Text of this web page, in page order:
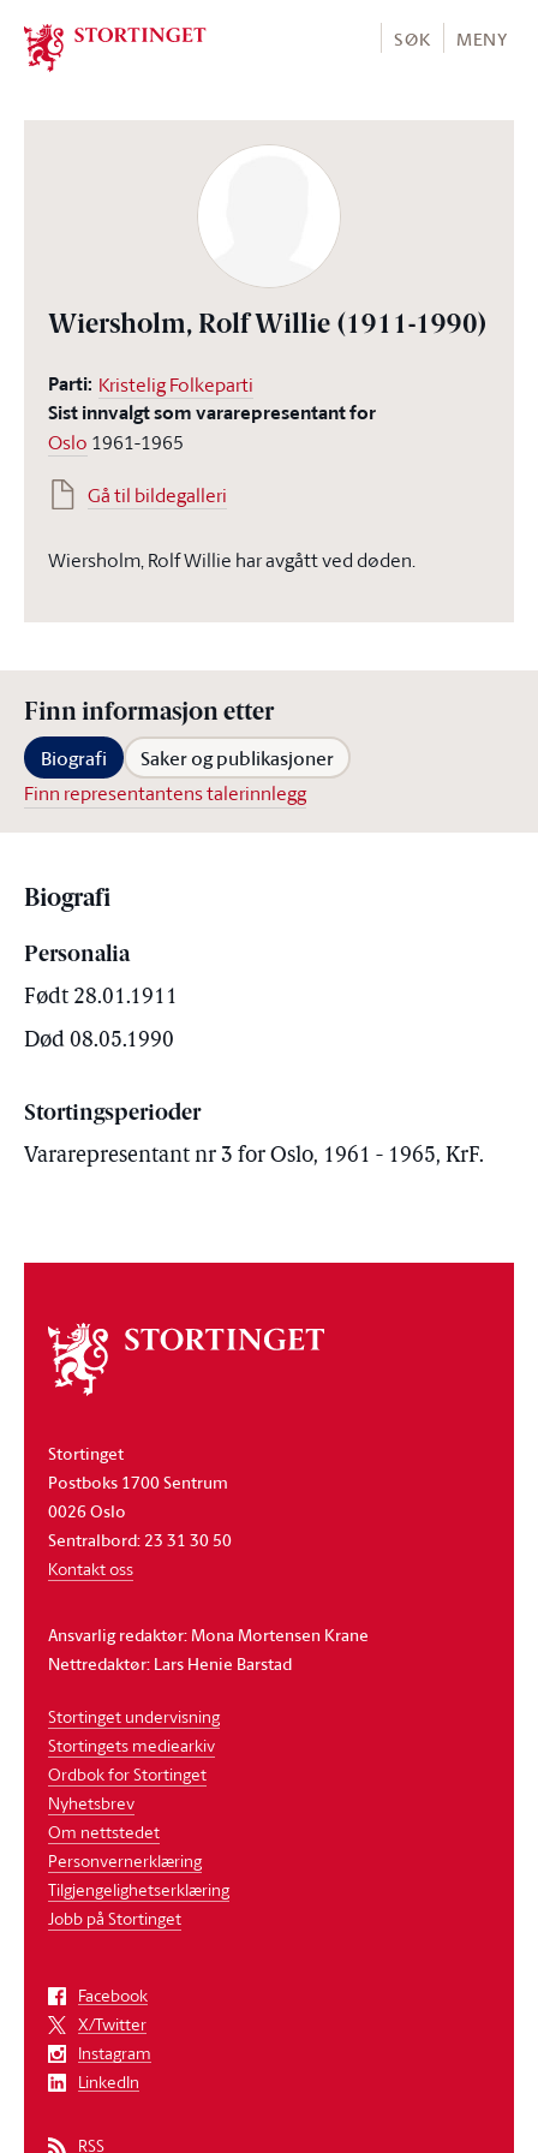
Stortinget.no
SØK MENY
Wiersholm, Rolf Willie (1911-1990)
Parti: Kristelig Folkeparti
Sist innvalgt som vararepresentant for
Oslo 1961-1965
Gå til bildegalleri
Wiersholm, Rolf Willie har avgått ved døden.
Finn informasjon etter
Biografi Saker og publikasjoner
Finn representantens talerinnlegg
Biografi
Personalia
Født 28.01.1911
Død 08.05.1990
Stortingsperioder
Vararepresentant nr 3 for Oslo, 1961 - 1965, KrF.
Om
stortinget
Stortinget
Postboks 1700 Sentrum
0026 Oslo
Sentralbord: 23 31 30 50
Kontakt oss
Ansvarlig redaktør: Mona Mortensen Krane
Nettredaktør: Lars Henie Barstad
Stortinget undervisning
Stortingets mediearkiv
Ordbok for Stortinget
Nyhetsbrev
Om nettstedet
Personvernerklæring
Tilgjengelighetserklæring
Jobb på Stortinget
Facebook
X/Twitter
Instagram
LinkedIn
RSS